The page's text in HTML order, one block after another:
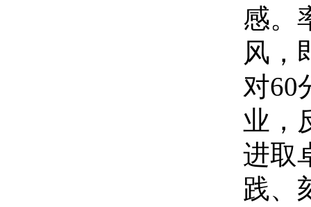
感。
风，
对60
业，
进取
践、